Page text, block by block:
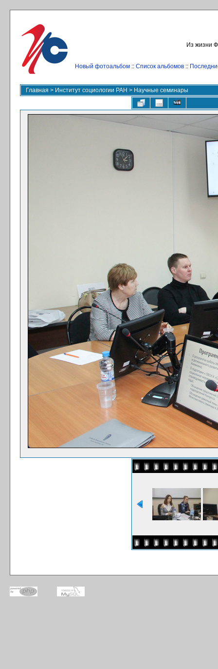
Из жизни
Новый фотоальбом:: Список альбомов::
Главная > Институт социологии РАН > Научные семинары